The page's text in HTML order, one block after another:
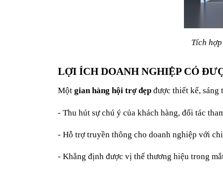
Tích
LỢI ÍCH DOANH NGHIỆP CÓ
Một gian hàng hội trợ đẹp được thiết kế, sáng
- Thu hút sự chú ý của khách hàng, đối tác
- Hỗ trợ truyền thông cho doanh nghiệp với
- Khẳng định được vị thế thương hiệu trong